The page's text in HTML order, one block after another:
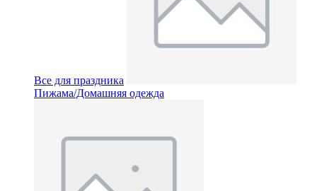
Все для праздника
Пижама/Домашняя одежда